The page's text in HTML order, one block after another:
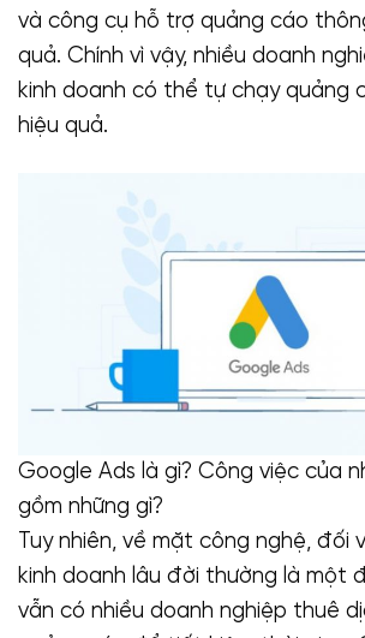
và công cụ hỗ trợ quảng cáo
quả. Chính vì vậy, nhiều doanh
kinh doanh có thể tự chạy quảng
hiệu quả.
Google Ads là gì? Công việc của
gồm những gì?
Tuy nhiên, về mặt công nghệ, đối
kinh doanh lâu đời thường là một
vẫn có nhiều doanh nghiệp thuê